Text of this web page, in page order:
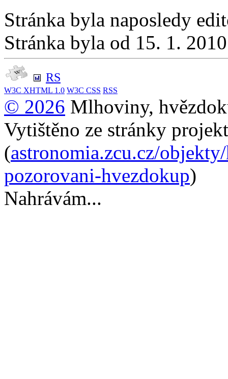
Stránka byla naposledy
Stránka byla od 15. 1.
RS
W3C XHTML 1.0 W3C CSS RSS
© 2026 Mlhoviny,
Vytištěno ze stránky
(astronomia.zcu.cz/
pozorovani-hvezdokup)
Nahrávám...